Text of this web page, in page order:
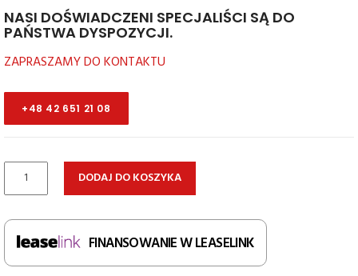
NASI DOŚWIADCZENI SPECJALIŚCI SĄ DO
PAŃSTWA DYSPOZYCJI.
ZAPRASZAMY DO KONTAKTU
+48 42 651 21 08
ilość
500kg,
blat
1300x800mm
DODAJ DO KOSZYKA
FINANSOWANIE W LEASELINK